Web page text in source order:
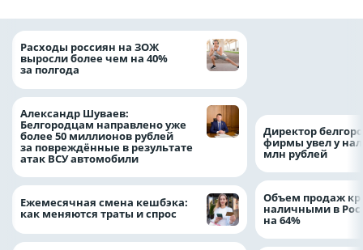
Расходы россиян на ЗОЖ
выросли более чем на 40%
за полгода
Александр Шуваев:
Белгородцам направлено уже
более 50 миллионов рублей
за повреждённые в результате
атак ВСУ автомобили
Ежемесячная смена кешбэка:
как меняются траты и спрос
Директор
фирмы увел у
млн рублей
Объем продаж
наличными в
на 64%